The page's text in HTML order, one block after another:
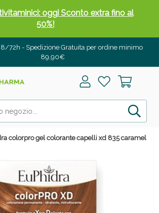
72h - Spedizione Gratuita per ordine minimo
89,90€
colorpro gel colorante capelli xd 835 caramello
oggi Sconto extra fino al
50%!
e Fanghi: Sconto fino al 40% valido
oggi!